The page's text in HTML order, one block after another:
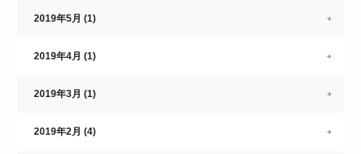
2019年5月 (1)
2019年4月 (1)
2019年3月 (1)
2019年2月 (4)